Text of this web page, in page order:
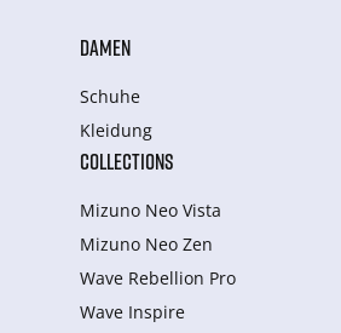
DAMEN
Schuhe
Kleidung
COLLECTIONS
Mizuno Neo Vista
Mizuno Neo Zen
Wave Rebellion Pro
Wave Inspire